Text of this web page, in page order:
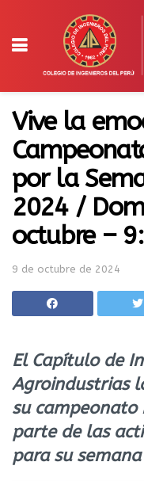
Vive la
por la
2024 /
octubre –
9 de octubre de 2024
El Capítulo de
Agroindustrias
su
parte de las
para su